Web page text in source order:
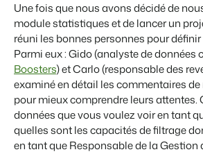
Une fois que nous avons décidé de
module statistiques et de lancer un
réuni les bonnes personnes pour
Parmi eux : Gido (analyste de données
Boosters) et Carlo (responsable des
examiné en détail les commentaires
pour mieux comprendre leurs attentes.
données que vous voulez voir en tant
quelles sont les capacités de filtrage
en tant que Responsable de la Gestion